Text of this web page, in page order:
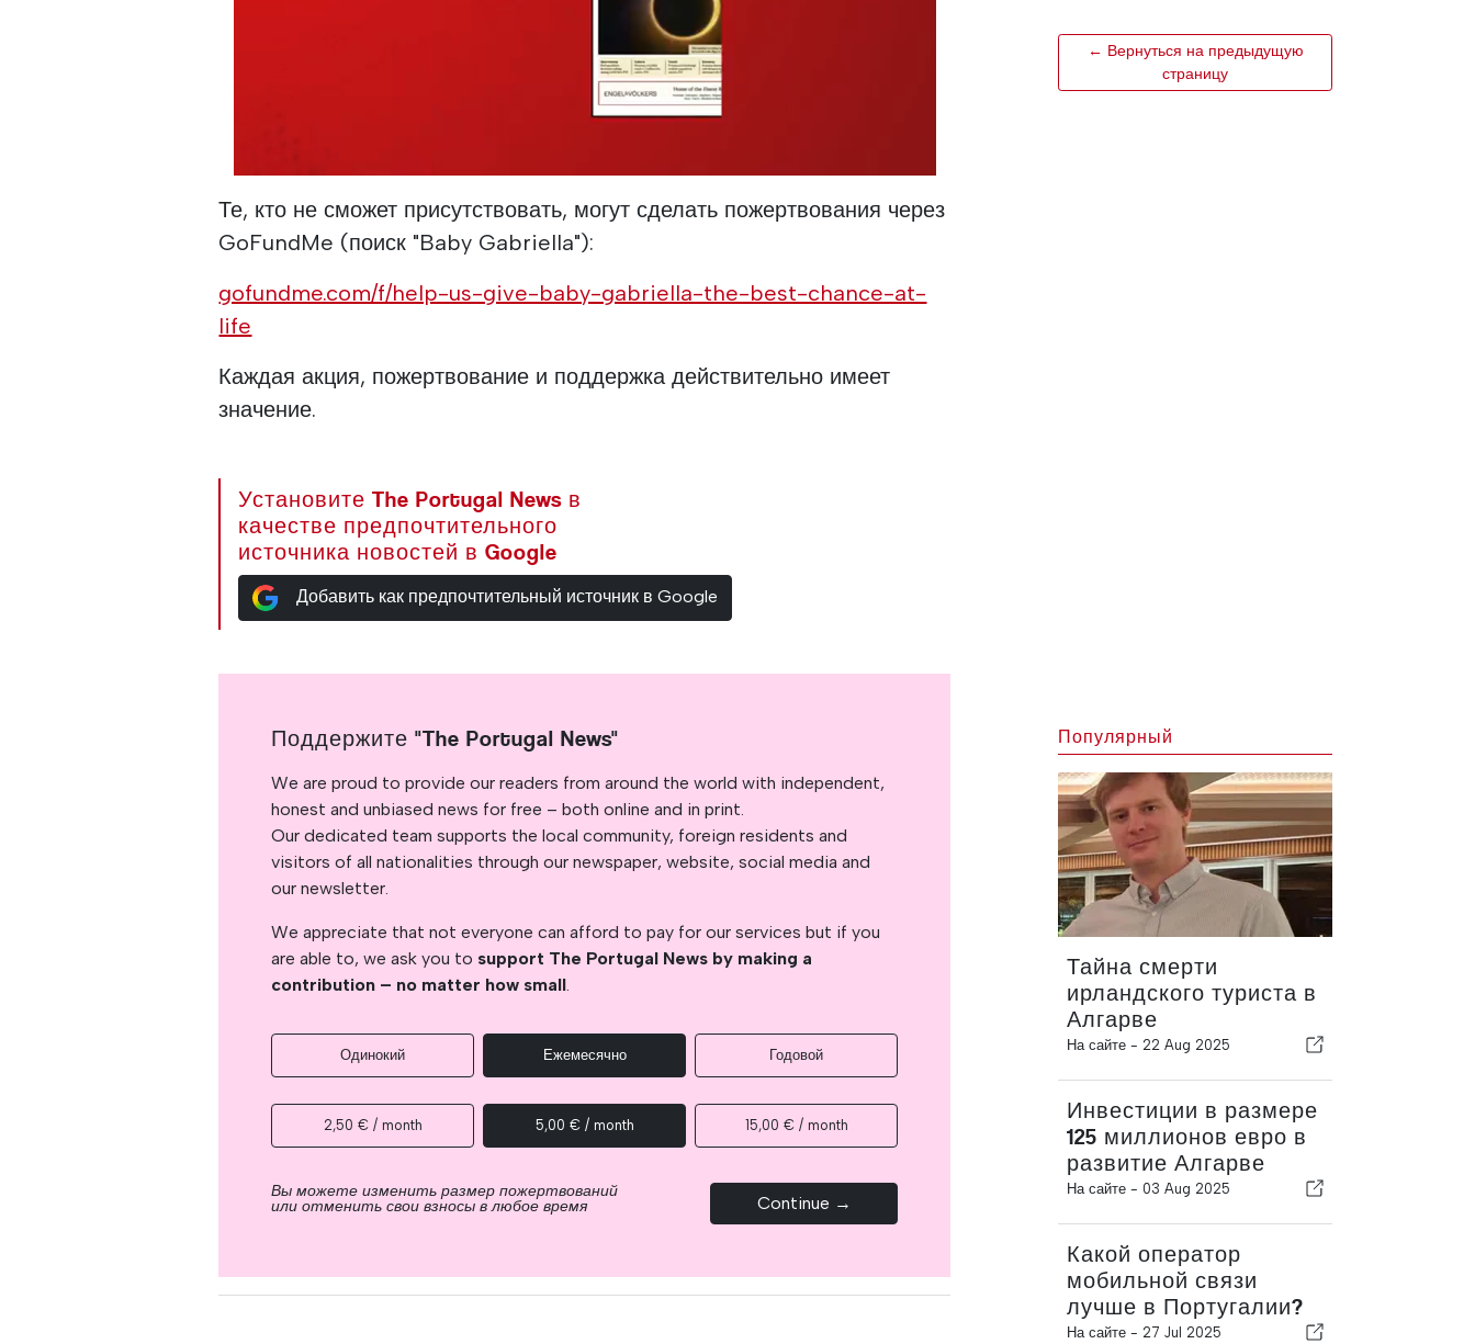
Те, кто не сможет присутствовать, могут сделать пожертвования через
GoFundMe (поиск "Baby Gabriella"):
gofundme.com/f/help-us-give-baby-gabriella-the-best-chance-at-
life
Каждая акция, пожертвование и поддержка действительно имеет
значение.
Установите The Portugal News в
качестве предпочтительного
источника новостей в Google
Добавить как предпочтительный источник в Google
← Вернуться на предыдущую
страницу
Поддержите "The Portugal News"
We are proud to provide our readers from around the world with independent,
honest and unbiased news for free – both online and in print.
Our dedicated team supports the local community, foreign residents and
visitors of all nationalities through our newspaper, website, social media and
our newsletter.
We appreciate that not everyone can afford to pay for our services but if you
are able to, we ask you to support The Portugal News by making a
contribution – no matter how small.
Одинокий Ежемесячно Годовой
2,50 € / month 5,00 € / month 15,00 € / month
Вы можете изменить размер пожертвований
или отменить свои взносы в любое время Continue →
Популярный
Тайна смерти
ирландского туриста в
Алгарве
На сайте - 22 Aug 2025
Инвестиции в размере
125 миллионов евро в
развитие Алгарве
На сайте - 03 Aug 2025
Какой оператор
мобильной связи
лучше в Португалии?
На сайте - 27 Jul 2025